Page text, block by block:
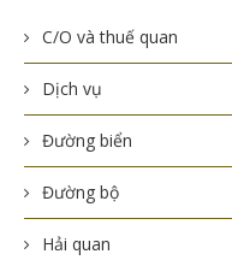
C/O và thuế quan
Dịch vụ
Đường biển
Đường bộ
Hải quan